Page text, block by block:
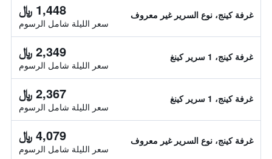
غرفة كينج، نوع السرير غير معروف 1,448 ﷼
سعر الليلة شامل الرسوم
غرفة كينج، 1 سرير كينغ 2,349 ﷼
سعر الليلة شامل الرسوم
غرفة كينج، 1 سرير كينغ 2,367 ﷼
سعر الليلة شامل الرسوم
غرفة كينج، نوع السرير غير معروف 4,079 ﷼
سعر الليلة شامل الرسوم